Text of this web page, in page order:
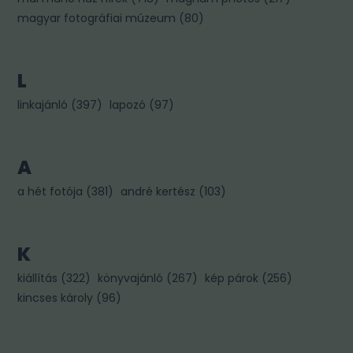
magyar fotográfiai múzeum (80)
L
linkajánló (397) lapozó (97)
A
a hét fotója (381) andré kertész (103)
K
kiállítás (322) könyvajánló (267) kép párok (256)
kincses károly (96)